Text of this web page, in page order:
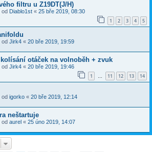
filtru u Z19DT(J/H)
od Diablo1st « 25 bře 2019, 08:30
1 2 3 4 5
od Jirk4 « 20 bře 2019, 19:59
kolísání otáček na volnoběh + zvuk
od Jirk4 « 20 bře 2019, 19:46
1 … 11 12 13 14
od igorko « 20 bře 2019, 12:14
neštartuje
od aurel « 25 úno 2019, 14:07